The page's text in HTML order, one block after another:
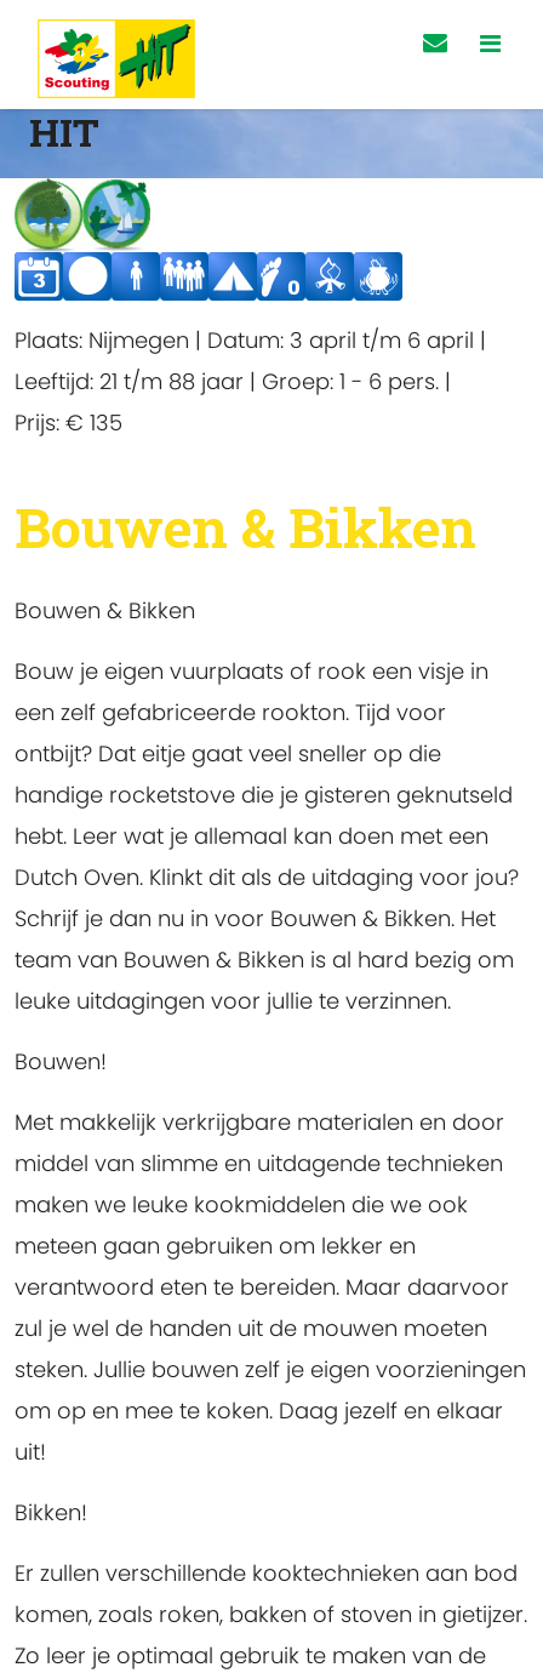
HIT
Plaats: Nijmegen | Datum: 3 april t/m 6 april |
Leeftijd: 21 t/m 88 jaar | Groep: 1 - 6 pers. |
Prijs: € 135
Bouwen & Bikken
Bouwen & Bikken
Bouw je eigen vuurplaats of rook een visje in
een zelf gefabriceerde rookton. Tijd voor
ontbijt? Dat eitje gaat veel sneller op die
handige rocketstove die je gisteren geknutseld
hebt. Leer wat je allemaal kan doen met een
Dutch Oven. Klinkt dit als de uitdaging voor jou?
Schrijf je dan nu in voor Bouwen & Bikken. Het
team van Bouwen & Bikken is al hard bezig om
leuke uitdagingen voor jullie te verzinnen.
Bouwen!
Met makkelijk verkrijgbare materialen en door
middel van slimme en uitdagende technieken
maken we leuke kookmiddelen die we ook
meteen gaan gebruiken om lekker en
verantwoord eten te bereiden. Maar daarvoor
zul je wel de handen uit de mouwen moeten
steken. Jullie bouwen zelf je eigen voorzieningen
om op en mee te koken. Daag jezelf en elkaar
uit!
Bikken!
Er zullen verschillende kooktechnieken aan bod
komen, zoals roken, bakken of stoven in gietijzer.
Zo leer je optimaal gebruik te maken van de